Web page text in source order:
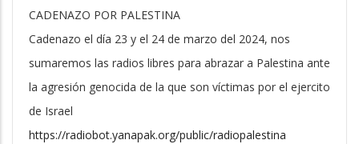
CADENAZO POR PALESTINA
Cadenazo el día 23 y el 24 de marzo del 2024, nos
sumaremos las radios libres para abrazar a Palestina ante
la agresión genocida de la que son víctimas por el ejercito
de Israel
https://radiobot.yanapak.org/public/radiopalestina